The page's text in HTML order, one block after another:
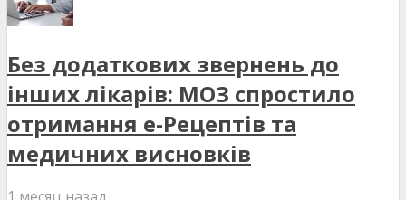
Без додаткових звернень до
інших лікарів: МОЗ спростило
отримання е-Рецептів та
медичних висновків